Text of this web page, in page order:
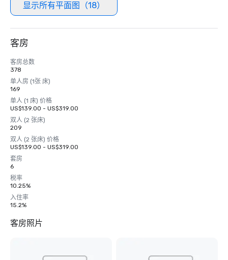
显示所有平面图（18）
客房
客房总数
378
单人房 (1张 床)
169
单人 (1 床) 价格
US$139.00 - US$319.00
双人 (2 张床)
209
双人 (2 张床) 价格
US$139.00 - US$319.00
套房
6
税率
10.25%
入住率
15.2%
客房照片